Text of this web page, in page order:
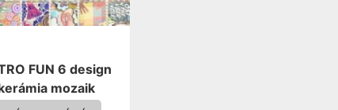
FUN 6 design
mozaik